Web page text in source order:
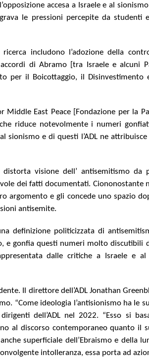
accesa a Israele e al
le pressioni percepite da studenti
includono l’adozione della
di Abramo [tra Israele e alcuni
per il Boicottaggio, il Disinvestimento
Middle East Peace [Fondazione per la
riduce notevolmente i numeri
sionismo e di questi l’ADL ne
visione dell’ antisemitismo da
dei fatti documentati. Ciononostante
argomento e gli concede uno spazio
antisemite.
definizione politicizzata di
e gonfia questi numeri molto discutibili
dalle critiche a Israele e al
Il direttore dell’ADL Jonathan
“Come ideologia l’antisionismo ha le
dell’ADL nel 2022. “Esso si
al discorso contemporaneo quanto il
superficiale dell’Ebraismo e della
intolleranza, essa porta ad